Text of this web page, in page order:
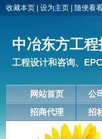
收藏本页 设为主页 随便看
中冶东方工程
工程设计和咨询、
网站首页 公
招商代理
招